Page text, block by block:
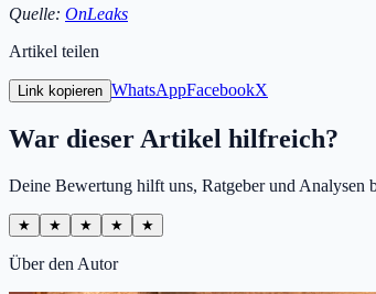
Quelle: OnLeaks
Artikel teilen
Link kopieren WhatsAppFacebookX
War dieser Artikel hilfreich?
Deine Bewertung hilft uns, Ratgeber und Analysen
★ ★ ★ ★ ★
Über den Autor